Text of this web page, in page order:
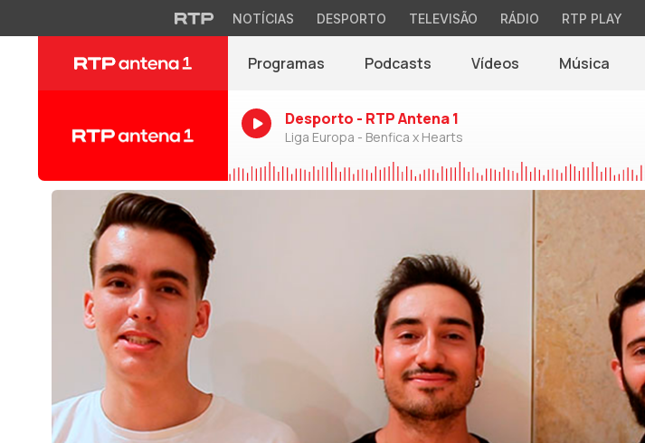
NOTÍCIAS DESPORTO TELEVISÃO RÁDIO RTP PLAY
Programas Podcasts Vídeos Música
Desporto - RTP Antena 1
Liga Europa - Benfica x Hearts